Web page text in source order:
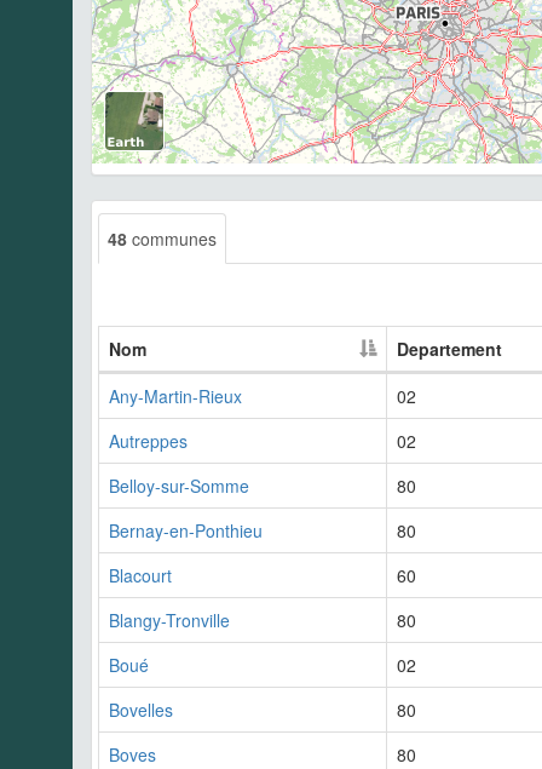
48 communes
Nom
Departement
Any-Martin-Rieux
02
Autreppes
02
Belloy-sur-Somme
80
Bernay-en-Ponthieu
80
Blacourt
60
Blangy-Tronville
80
Boué
02
Bovelles
80
Boves
80